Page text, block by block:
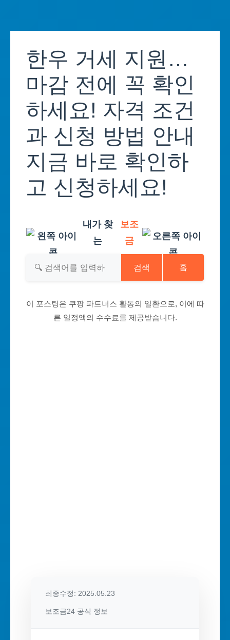
content한우 거세 지원…
마감 전에 꼭 확인
하세요! 자격 조건
과 신청 방법 안내
지금 바로 확인하
고 신청하세요!
내가 찾
는
보조
금
검색 홈
이 포스팅은 쿠팡 파트너스 활동의 일환으로, 이에 따
른 일정액의 수수료를 제공받습니다.
최종수정: 2025.05.23
보조금24 공식 정보